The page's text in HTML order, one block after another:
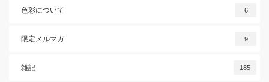
色彩について 6
限定メルマガ 9
雑記 185